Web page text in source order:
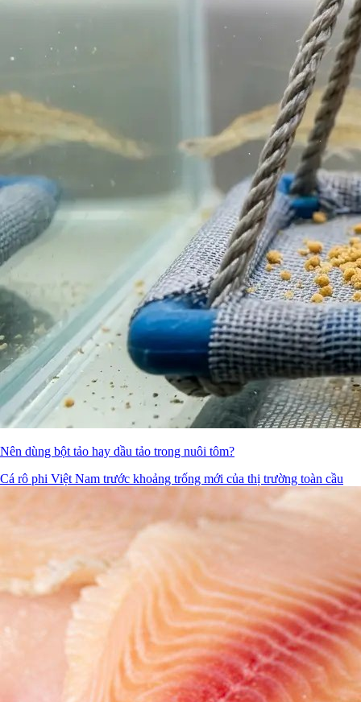
Nên dùng bột tảo hay dầu tảo trong nuôi tôm?
Cá rô phi Việt Nam trước khoảng trống mới của thị trường toàn cầu